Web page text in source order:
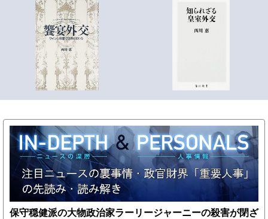
保守穏健派の大物政治家ラーリージャーニーの殺害が閉ざ